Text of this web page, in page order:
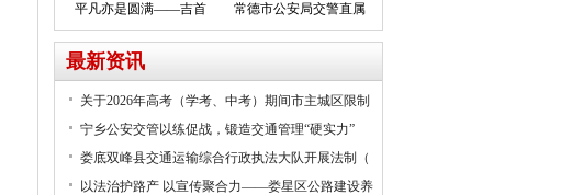
平凡亦是圆满——吉首 常德市公安局交警直属
最新资讯
关于2026年高考（学考、中考）期间市主城区限制
宁乡公安交管以练促战，锻造交通管理“硬实力”
娄底双峰县交通运输综合行政执法大队开展法制（
以法治护路产 以宣传聚合力——娄星区公路建设养